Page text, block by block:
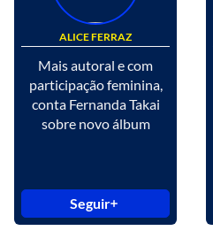
ALICE FERRAZ
Mais autoral e com
participação feminina,
conta Fernanda Takai
sobre novo álbum
Seguir